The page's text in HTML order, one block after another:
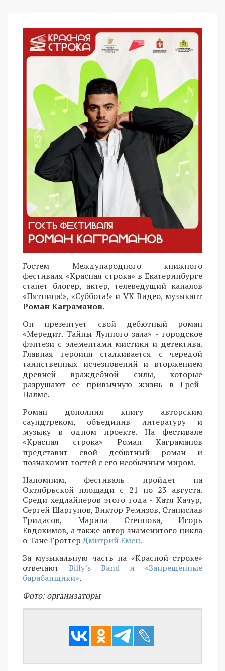
Гостем Международного книжного
фестиваля «Красная строка» в Екатеринбурге
станет блогер, актер, телеведущий каналов
«Пятница!», «Суббота!» и VK Видео, музыкант
Роман Каграманов.
Он презентует свой дебютный роман
«Мередит. Тайны Лунного зала» - городское
фэнтези с элементами мистики и детектива.
Главная героиня сталкивается с чередой
таинственных исчезновений и вторжением
древней враждебной силы, которые
разрушают ее привычную жизнь в Грей-
Палмс.
Роман дополнил книгу авторским
саундтреком, объединив литературу и
музыку в одном проекте. На фестивале
«Красная строка» Роман Каграманов
представит свой дебютный роман и
познакомит гостей с его необычным миром.
Напомним, фестиваль пройдет на
Октябрьской площади с 21 по 23 августа.
Среди хедлайнеров этого года - Катя Качур,
Сергей Шаргунов, Виктор Ремизов, Станислав
Гридасов, Марина Степнова, Игорь
Евдокимов, а также автор знаменитого цикла
о Тане ГроттерДмитрий Емец.
За музыкальную часть на «Красной строке»
отвечают Billy’s Band и «Запрещенные
барабанщики».
Фото: организаторы